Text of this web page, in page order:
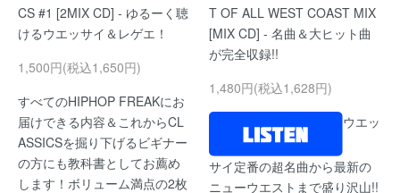
CS #1 [2MIX CD] - ゆるーく聴
けるウエッサイ＆レゲエ！
1,500円(税込1,650円)
すべてのHIPHOP FREAKにお
届けできる内容＆これからCL
ASSICSを掘り下げるビギナー
の方にも教科書としてお薦め
します！ボリューム満点の2枚
T OF ALL WEST COAST MIX
[MIX CD] - 名曲＆大ヒット曲
が完全収録!!
1,480円(税込1,628円)
ウエッ
サイ定番の超名曲から最新の
ニューウエストまで盛り沢山!!